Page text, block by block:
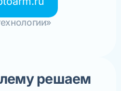
решаем